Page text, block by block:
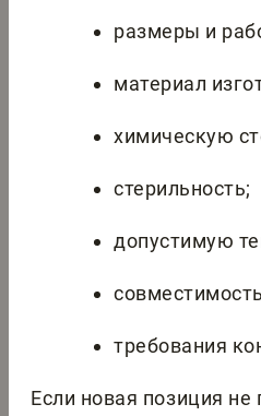
размеры и
материал
химическую
стерильность;
допустимую
требования
Если новая позиция